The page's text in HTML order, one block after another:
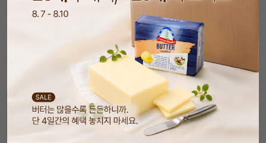
담기
30%
9,990
[코지아트]구움과자박스 (4개입/베이지/
대)
21% 5,490원
6,990원
할인